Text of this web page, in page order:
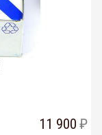
11 900